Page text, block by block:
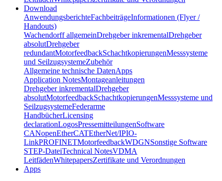
Download
AnwendungsberichteFachbeiträgeInformationen (Flyer /
Handouts)
Wachendorff allgemeinDrehgeber inkrementalDrehgeber
absolutDrehgeber
redundantMotorfeedbackSchachtkopierungenMesssysteme
und SeilzugsystemeZubehör
Allgemeine technische DatenApps
Application NotesMontageanleitungen
Drehgeber inkrementalDrehgeber
absolutMotorfeedbackSchachtkopierungenMesssysteme und
SeilzugsystemeFederarme
HandbücherLicensing
declarationLogosPressemitteilungenSoftware
CANopenEtherCATEtherNet/IPIO-
LinkPROFINETMotorfeedbackWDGNSonstige Software
STEP-DateiTechnical NotesVDMA
LeitfädenWhitepapersZertifikate und Verordnungen
Apps